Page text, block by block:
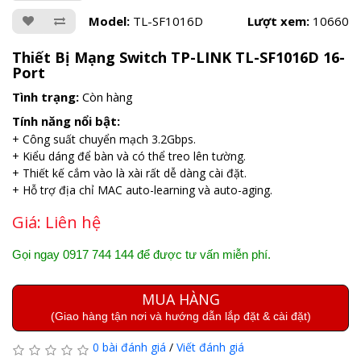
Model: TL-SF1016D Lượt xem: 10660
Thiết Bị Mạng Switch TP-LINK TL-SF1016D 16-
Port
Tình trạng: Còn hàng
Tính năng nổi bật:
+ Công suất chuyển mạch 3.2Gbps.
+ Kiểu dáng để bàn và có thể treo lên tường.
+ Thiết kế cắm vào là xài rất dễ dàng cài đặt.
+ Hỗ trợ địa chỉ MAC auto-learning và auto-aging.
Giá: Liên hệ
Gọi ngay 0917 744 144 để được tư vấn miễn phí.
MUA HÀNG
(Giao hàng tận nơi và hướng dẫn lắp đặt & cài đặt)
0 bài đánh giá / Viết đánh giá